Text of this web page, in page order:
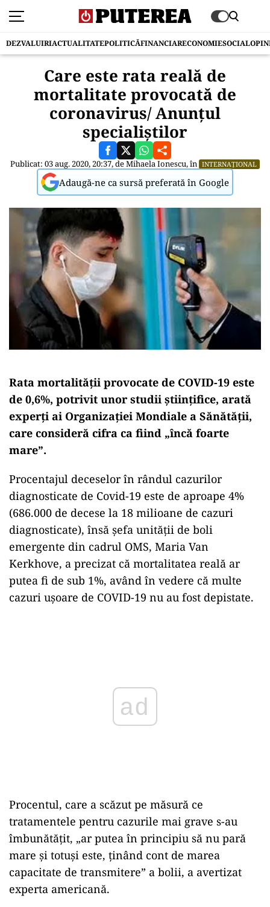
DEZVALUIRIACTUALITATEPOLITICĂFINANCIARECONOMIESOCIAL
Care este rata reală de
mortalitate provocată de
coronavirus/ Anunțul
specialiștilor
Publicat: 03 aug. 2020, 20:37, deMihaela Ionescu, în INTERNAȚIONAL
Adaugă-ne ca sursă preferată în Google
Rata mortalității provocate de COVID-19 este
de 0,6%, potrivit unor studii ştiinţifice, arată
experţi ai Organizaţiei Mondiale a Sănătăţii,
care consideră cifra ca fiind „încă foarte
mare”.
Procentajul deceselor în rândul cazurilor
diagnosticate de Covid-19 este de aproape 4%
(686.000 de decese la 18 milioane de cazuri
diagnosticate), însă şefa unităţii de boli
emergente din cadrul OMS, Maria Van
Kerkhove, a precizat că mortalitatea reală ar
putea fi de sub 1%, având în vedere că multe
cazuri uşoare de COVID-19 nu au fost depistate.
Procentul, care a scăzut pe măsură ce
tratamentele pentru cazurile mai grave s-au
îmbunătăţit, „ar putea în principiu să nu pară
mare şi totuşi este, ţinând cont de marea
capacitate de transmitere” a bolii, a avertizat
experta americană.